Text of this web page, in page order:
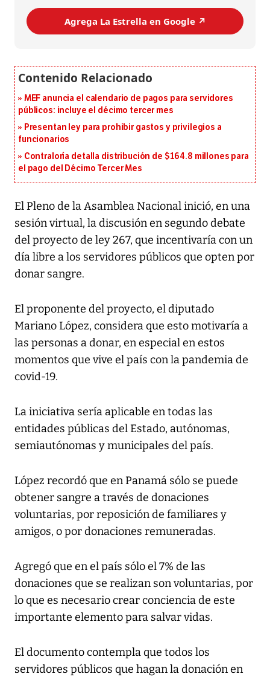
Agrega La Estrella en Google ↗️
MEF anuncia el calendario de pagos para servidores
públicos: incluye el décimo tercer mes
Presentan ley para prohibir gastos y privilegios a
funcionarios
Contraloría detalla distribución de $164.8 millones para
el pago del Décimo Tercer Mes
El Pleno de la Asamblea Nacional inició, en una
sesión virtual, la discusión en segundo debate
del proyecto de ley 267, que incentivaría con un
día libre a los servidores públicos que opten por
donar sangre.
El proponente del proyecto, el diputado
Mariano López, considera que esto motivaría a
las personas a donar, en especial en estos
momentos que vive el país con la pandemia de
covid-19.
La iniciativa sería aplicable en todas las
entidades públicas del Estado, autónomas,
semiautónomas y municipales del país.
López recordó que en Panamá sólo se puede
obtener sangre a través de donaciones
voluntarias, por reposición de familiares y
amigos, o por donaciones remuneradas.
Agregó que en el país sólo el 7% de las
donaciones que se realizan son voluntarias, por
lo que es necesario crear conciencia de este
importante elemento para salvar vidas.
El documento contempla que todos los
servidores públicos que hagan la donación en